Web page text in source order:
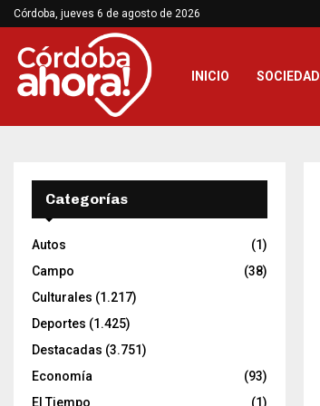
Córdoba, jueves 6 de agosto de 2026
INICIO SOCIEDAD
Categorías
Autos
(1)
Campo
(38)
Culturales (1.217)
Deportes (1.425)
Destacadas (3.751)
Economía
(93)
El Tiempo
(1)